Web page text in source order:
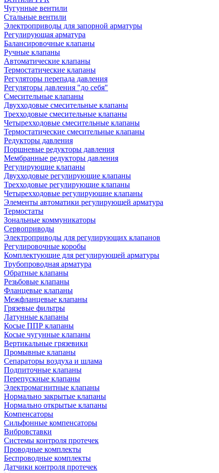
Чугунные вентили
Стальные вентили
Электроприводы для запорной арматуры
Регулирующая арматура
Балансировочные клапаны
Ручные клапаны
Автоматические клапаны
Термостатические клапаны
Регуляторы перепада давления
Регуляторы давления "до себя"
Смесительные клапаны
Двухходовые смесительные клапаны
Трехходовые смесительные клапаны
Четырехходовые смесительные клапаны
Термостатические смесительные клапаны
Редукторы давления
Поршневые редукторы давления
Мембранные редукторы давления
Регулирующие клапаны
Двухходовые регулирующие клапаны
Трехходовые регулирующие клапаны
Четырехходовые регулирующие клапаны
Элементы автоматики регулирующей арматура
Термостаты
Зональные коммуникаторы
Сервоприводы
Электроприводы для регулирующих клапанов
Регулировочные коробы
Комплектующие для регулирующей арматуры
Трубопроводная арматура
Обратные клапаны
Резьбовые клапаны
Фланцевые клапаны
Межфланцевые клапаны
Грязевые фильтры
Латунные клапаны
Косые ППР клапаны
Косые чугунные клапаны
Вертикальные грязевики
Промывные клапаны
Сепараторы воздуха и шлама
Подпиточные клапаны
Перепускные клапаны
Электромагнитные клапаны
Нормально закрытые клапаны
Нормально открытые клапаны
Компенсаторы
Сильфонные компенсаторы
Вибровставки
Системы контроля протечек
Проводные комплекты
Беспроводные комплекты
Датчики контроля протечек